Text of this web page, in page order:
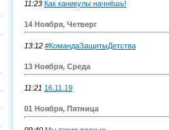
11:23 Как каникулы начнёшь!
14 Ноября, Четверг
13:12 #КомандаЗащитыДетства
13 Ноября, Среда
11:21 16.11.19
01 Ноября, Пятница